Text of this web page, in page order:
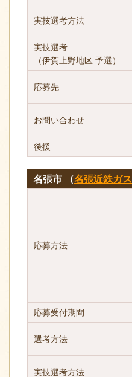
実技選考方法
実技選考
（伊賀上野地区 予選）
応募先
お問い合わせ
後援
名張市 （名張近鉄ガス
応募方法
応募受付期間
選考方法
実技選考方法